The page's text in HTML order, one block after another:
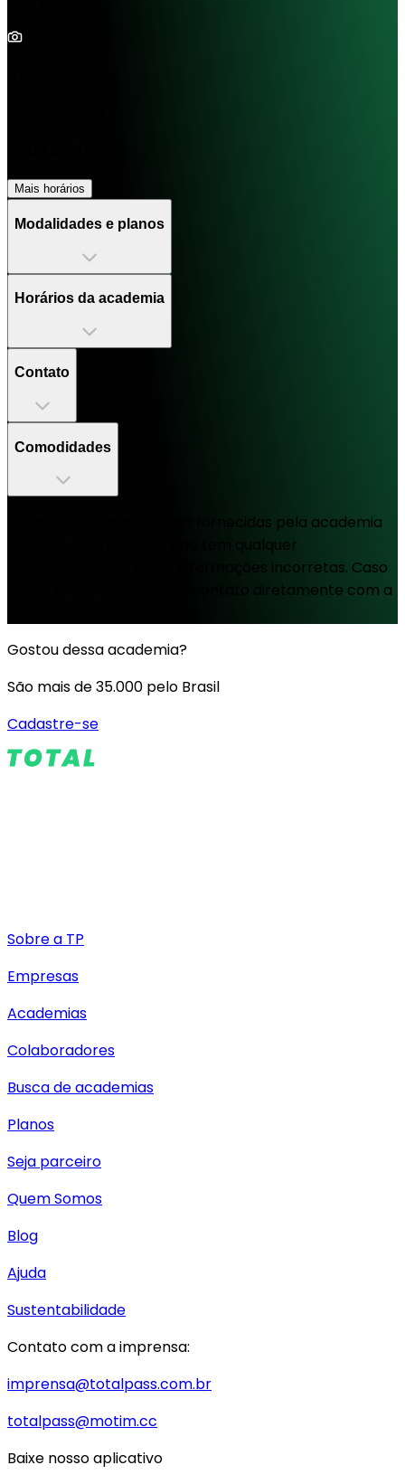
Mais horários
Modalidades e planos
Horários da academia
Contato
Comodidades
Todas as informações são fornecidas pela academia
parceira e a TotalPass não tem qualquer
responsabilidade sobre informações incorretas. Caso
hajam dúvidas, entrar em contato diretamente com a
Gostou dessa academia?
São mais de 35.000 pelo Brasil
Cadastre-se
Sobre a TP
Empresas
Academias
Colaboradores
Busca de academias
Planos
Seja parceiro
Quem Somos
Blog
Ajuda
Sustentabilidade
Contato com a imprensa:
imprensa@totalpass.com.br
totalpass@motim.cc
Baixe nosso aplicativo